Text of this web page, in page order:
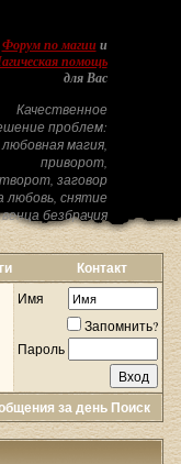
Форум по магиии
помощь
для Вас
Качественное
проблем:
любовная магия,
приворот,
заговор
любовь, снятие
венца безбрачия
Контакт
Имя
Запомнить?
Пароль
за день Поиск